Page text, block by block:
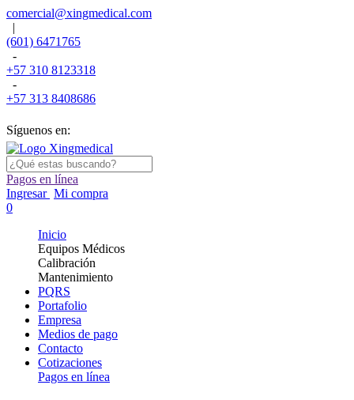
comercial@xingmedical.com
|
(601) 6471765
-
+57 310 8123318
-
+57 313 8408686
Síguenos en:
Pagos en línea
Ingresar Mi compra
0
Inicio
Equipos Médicos
Calibración
Mantenimiento
PQRS
Portafolio
Empresa
Medios de pago
Contacto
Cotizaciones
Pagos en línea